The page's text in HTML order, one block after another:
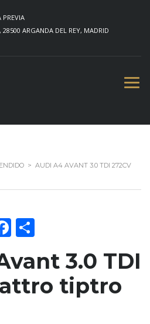
PREVIA
28500 ARGANDA DEL REY, MADRID
> AUDI A4 AVANT 3.0 TDI 272CV
Facebook
3.0 TDI
tiptro